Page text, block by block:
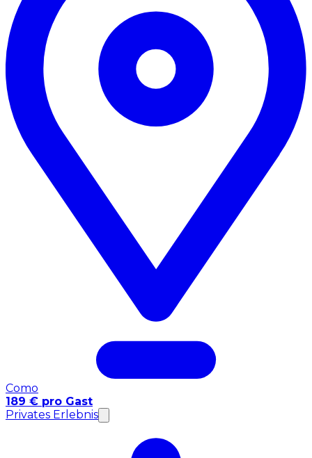
Como
189 € pro Gast
Privates Erlebnis